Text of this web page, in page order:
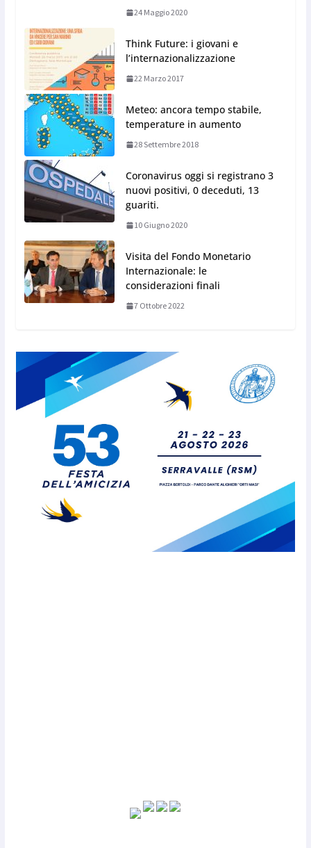
24 Maggio 2020
Think Future: i giovani e
l’internazionalizzazione
22 Marzo 2017
Meteo: ancora tempo stabile,
temperature in aumento
28 Settembre 2018
Coronavirus oggi si registrano 3
nuovi positivi, 0 deceduti, 13
guariti.
10 Giugno 2020
Visita del Fondo Monetario
Internazionale: le
considerazioni finali
7 Ottobre 2022